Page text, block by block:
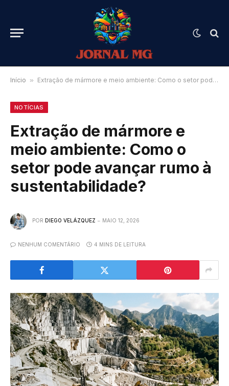
Início » Extração de mármore e meio ambiente: Como o setor pode avançar rumo à sustentabilidade?
NOTÍCIAS
Extração de mármore e
meio ambiente: Como o
setor pode avançar rumo à
sustentabilidade?
POR DIEGO VELÁZQUEZ MAIO 12, 2026
NENHUM COMENTÁRIO 4 MINS DE LEITURA